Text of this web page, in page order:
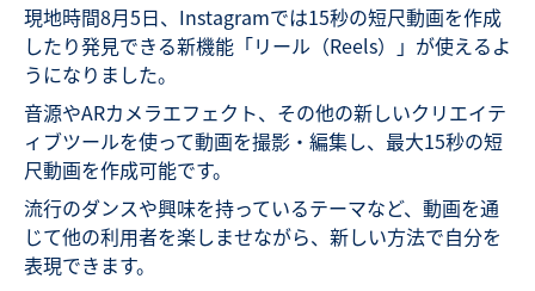
現地時間8月5日、Instagramでは15秒の短尺動画を作成
したり発見できる新機能「リール（Reels）」が使えるよ
うになりました。
音源やARカメラエフェクト、その他の新しいクリエイテ
ィブツールを使って動画を撮影・編集し、最大15秒の短
尺動画を作成可能です。
流行のダンスや興味を持っているテーマなど、動画を通
じて他の利用者を楽しませながら、新しい方法で自分を
表現できます。